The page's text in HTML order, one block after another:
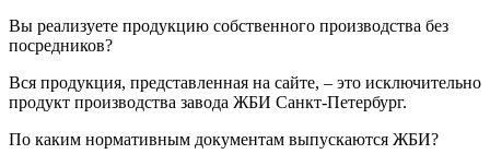
Вы реализуете продукцию собственного производства без
посредников?
Вся продукция, представленная на сайте, – это исключительно
продукт производства завода ЖБИ Санкт-Петербург.
По каким нормативным документам выпускаются ЖБИ?